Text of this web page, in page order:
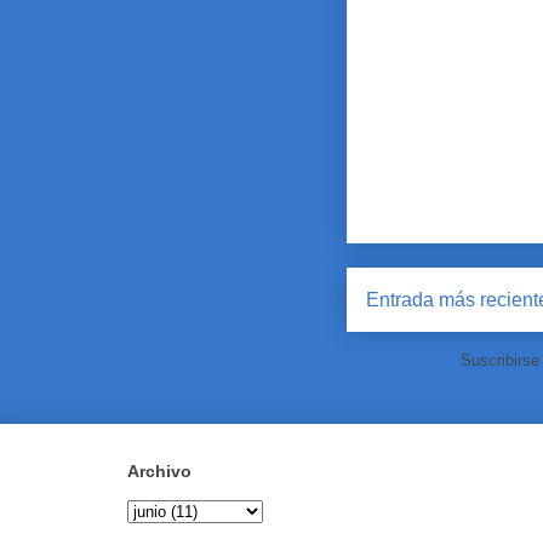
Entrada más
Archivo